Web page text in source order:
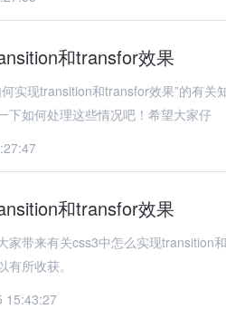
和transfor效果
实现transition和transfor效果”的有
下如何处理这些情况吧！希望大家仔
和transfor效果
家带来有关css3中怎么实现transition
所收获。
15:43:27